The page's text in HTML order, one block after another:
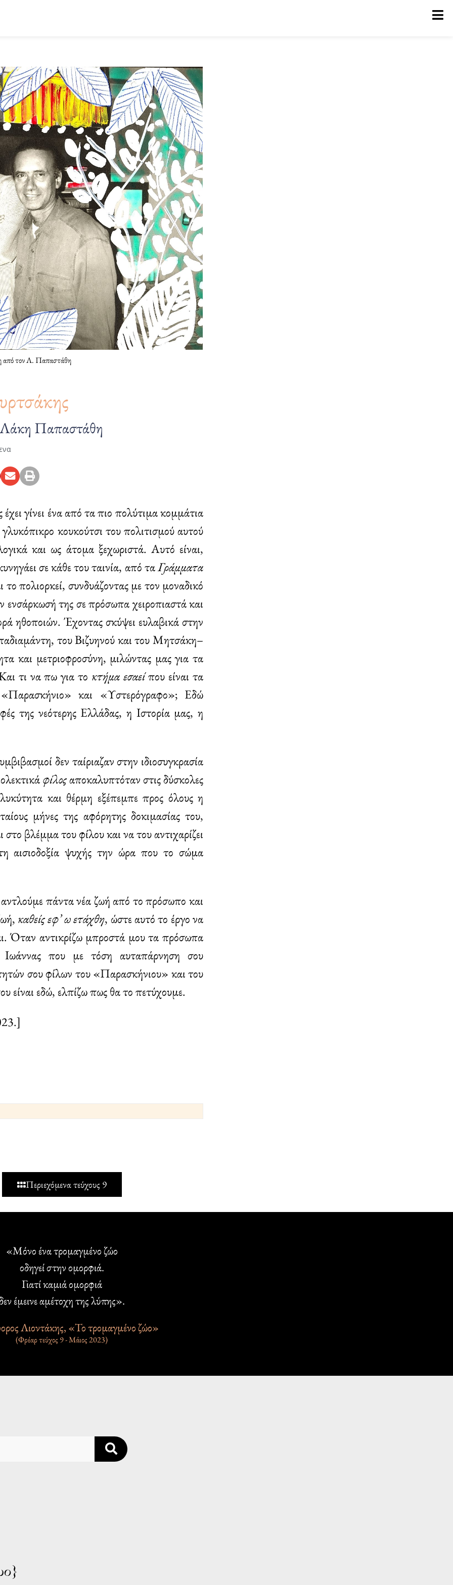
από τον Λ. Παπαστάθη
Λάκη Παπαστάθη
γίνει ένα από τα πιο πολύτιμα κομμάτια
κουκούτσι του πολιτισμού αυτού
και ως άτομα ξεχωριστά. Αυτό είναι,
σε κάθε του ταινία, από ταΓράμματα
το πολιορκεί, συνδυάζοντας με τον μοναδικό
ενσάρκωσή της σε πρόσωπα χειροπιαστά και
ηθοποιών. Έχοντας σκύψει ευλαβικά στην
του Βιζυηνού και του Μητσάκη–
και μετριοφροσύνη, μιλώντας μας για τα
τι να πω για το κτήμα εσαείπου είναι τα
«Παρασκήνιο» και «Υστερόγραφο»; Εδώ
της νεότερης Ελλάδας, η Ιστορία μας, η
δεν ταίριαζαν στην ιδιοσυγκρασία
φίλοςαποκαλυπτόταν στις δύσκολες
και θέρμη εξέπεμπε προς όλους η
μήνες της αφόρητης δοκιμασίας του,
βλέμμα του φίλου και να του αντιχαρίζει
αισιοδοξία ψυχής την ώρα που το σώμα
πάντα νέα ζωή από το πρόσωπο και
καθείς εφ’ ω ετάχθη, ώστε αυτό το έργο να
Όταν αντικρίζω μπροστά μου τα πρόσωπα
που με τόση αυταπάρνηση σου
σου φίλων του «Παρασκήνιου» και του
εδώ, ελπίζω πως θα το πετύχουμε.
Περιεχόμενα τεύχους 9
«Μόνο ένα τρομαγμένο ζώο
οδηγεί στην ομορφιά.
Γιατί καμιά ομορφιά
έμεινε αμέτοχη της λύπης».
Λιοντάκης, «Το τρομαγμένο ζώο»
(Φρέαρ τεύχος 9 - Μάιος 2023)